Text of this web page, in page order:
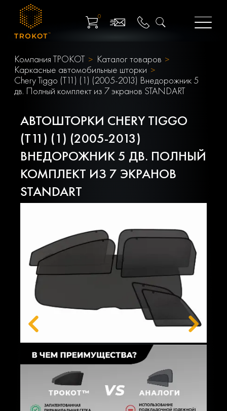
0
Компания ТРОКОТ
Каталог товаров
Каркасные автомобильные шторки
Chery Tiggo (T11) (1) (2005-2013) Внедорожник 5
дв. Полный комплект из 7 экранов STANDART
АВТОШТОРКИ CHERY TIGGO
(T11) (1) (2005-2013)
ВНЕДОРОЖНИК 5 ДВ. ПОЛНЫЙ
КОМПЛЕКТ ИЗ 7 ЭКРАНОВ
STANDART